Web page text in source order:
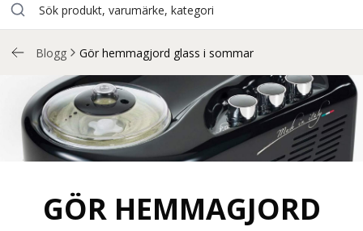
Blogg Gör hemmagjord glass i sommar
GÖR HEMMAGJORD